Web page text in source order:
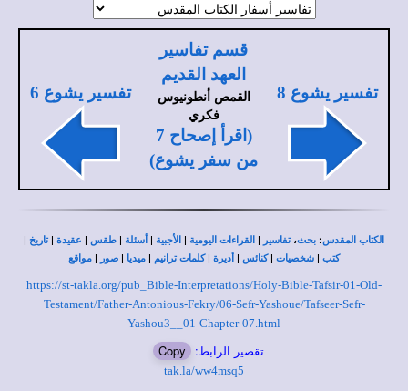
تفسير يشوع 8
قسم تفاسير
العهد القديم
القمص أنطونيوس
فكري
(اقرأ إصحاح 7
من سفر يشوع)
تفسير يشوع 6
الكتاب المقدس: بحث،تفاسير | القراءات اليومية | الأجبية | أسئلة | طقس | عقيدة |تاريخ |
كتب | شخصيات |كنائس | أديرة |كلمات ترانيم | ميديا | صور | مواقع
https://st-takla.org/pub_Bible-Interpretations/Holy-Bible-Tafsir-01-Old-
Testament/Father-Antonious-Fekry/06-Sefr-Yashoue/Tafseer-Sefr-
Yashou3__01-Chapter-07.html
تقصير الرابط: Copy
tak.la/ww4msq5